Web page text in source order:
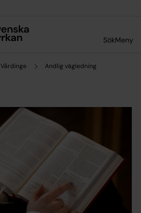
SökMeny
Andlig vägledning